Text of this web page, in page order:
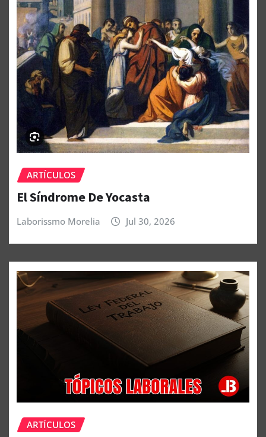
ARTÍCULOS
El Síndrome De Yocasta
Laborissmo Morelia Jul 30, 2026
ARTÍCULOS